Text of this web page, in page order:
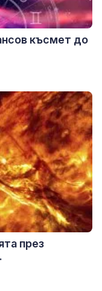
късмет до
през